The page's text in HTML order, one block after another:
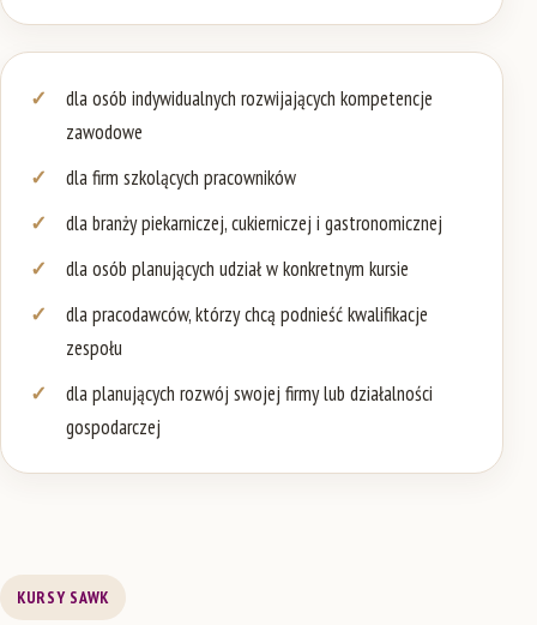
dla osób indywidualnych rozwijających kompetencje
zawodowe
dla firm szkolących pracowników
dla branży piekarniczej, cukierniczej i gastronomicznej
dla osób planujących udział w konkretnym kursie
dla pracodawców, którzy chcą podnieść kwalifikacje
zespołu
dla planujących rozwój swojej firmy lub działalności
gospodarczej
KURSY SAWK